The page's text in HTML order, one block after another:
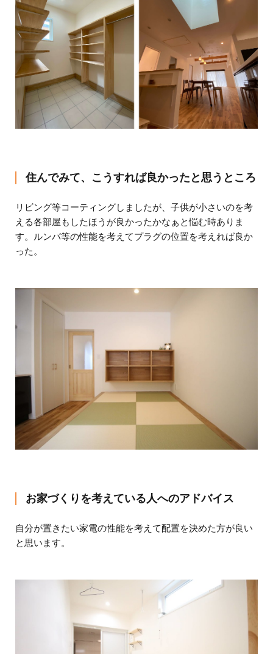
住んでみて、こうすれば良かったと思うところ
リビング等コーティングしましたが、子供が小さいのを考
える各部屋もしたほうが良かったかなぁと悩む時ありま
す。ルンバ等の性能を考えてプラグの位置を考えれば良か
った。
お家づくりを考えている人へのアドバイス
自分が置きたい家電の性能を考えて配置を決めた方が良い
と思います。